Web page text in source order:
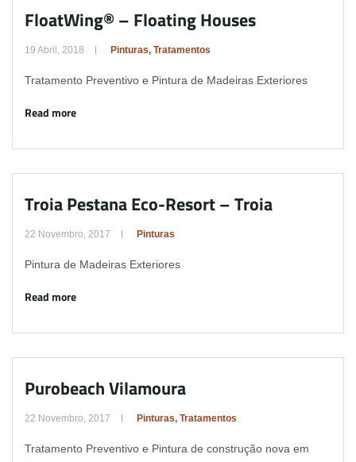
FloatWing® – Floating Houses
19 Abril, 2018 Pinturas, Tratamentos
Tratamento Preventivo e Pintura de Madeiras Exteriores
Read more
Troia Pestana Eco-Resort – Troia
22 Novembro, 2017 Pinturas
Pintura de Madeiras Exteriores
Read more
Purobeach Vilamoura
22 Novembro, 2017 Pinturas, Tratamentos
Tratamento Preventivo e Pintura de construção nova em